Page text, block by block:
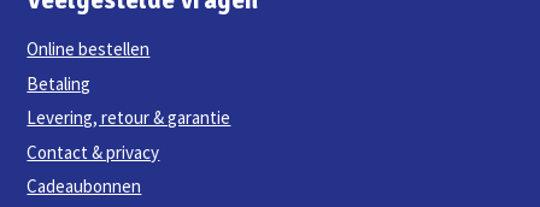
Online bestellen
Betaling
Levering, retour & garantie
Contact & privacy
Cadeaubonnen